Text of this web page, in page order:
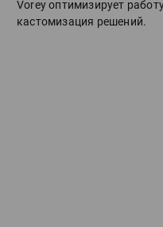
Vorey оптимизирует
кастомизация решений.